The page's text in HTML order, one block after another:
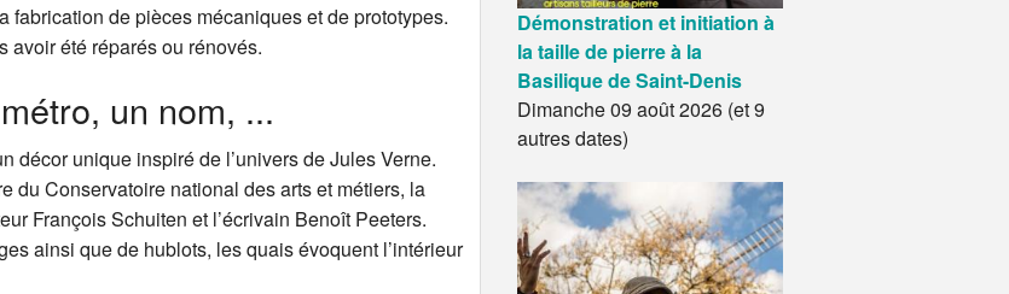
fabrication de pièces mécaniques et de prototypes.
avoir été réparés ou rénovés.
un nom, ...
décor unique inspiré de l’univers de Jules Verne.
du Conservatoire national des arts et métiers, la
François Schuiten et l’écrivain Benoît Peeters.
ainsi que de hublots, les quais évoquent l’intérieur
Démonstration et initiation à
la taille de pierre à la
Basilique de Saint-Denis
Dimanche 09 août 2026 (et 9
autres dates)